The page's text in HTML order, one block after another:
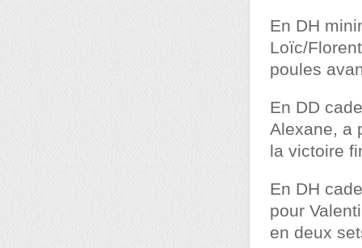
En DH
Loïc/
poules
En DD
Alexane, a
la victoire
En DH
pour
en deux